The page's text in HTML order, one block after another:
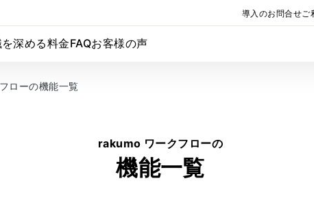
深める料金FAQお客様の声
導入のお問合せご
ローの機能一覧
rakumo ワークフローの
機能一覧